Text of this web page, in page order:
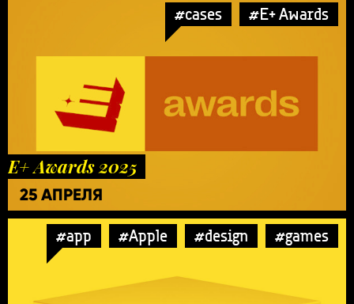
#cases #E+ Awards
E+ Awards 2025
25 АПРЕЛЯ
#app #Apple #design #games